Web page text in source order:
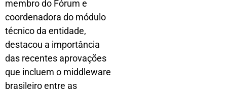
membro do Fórum e
coordenadora do módulo
técnico da entidade,
destacou a importância
das recentes aprovações
que incluem o middleware
brasileiro entre as